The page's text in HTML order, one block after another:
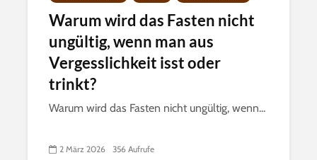
Warum wird das Fasten nicht
ungültig, wenn man aus
Vergesslichkeit isst oder
trinkt?
Warum wird das Fasten nicht ungültig, wenn...
2 März 2026 356 Aufrufe